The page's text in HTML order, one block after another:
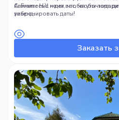
A-Frame Hill ждет вас, чтобы
уикенд.
Свяжитесь с нами, чтобы уточнить
забронировать даты!
Заказать